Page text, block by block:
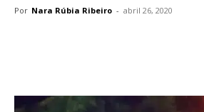
Por Nara Rúbia Ribeiro - abril 26, 2020